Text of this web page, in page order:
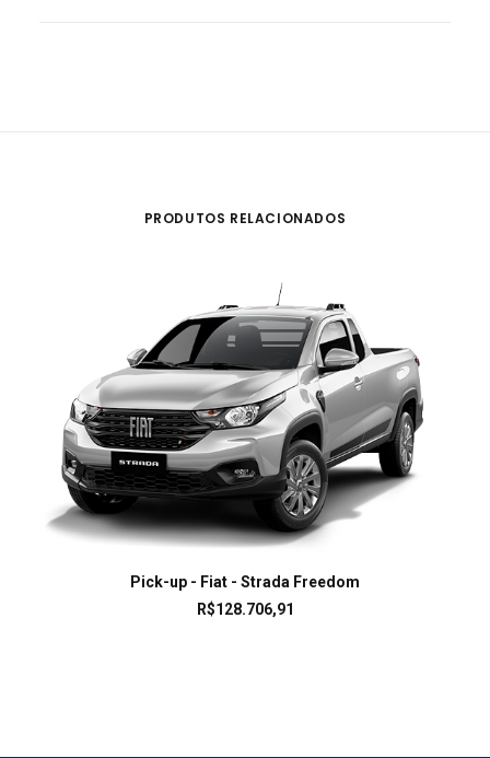
PRODUTOS RELACIONADOS
LEIA MAIS
Pick-up - Fiat - Strada Freedom
R$128.706,91